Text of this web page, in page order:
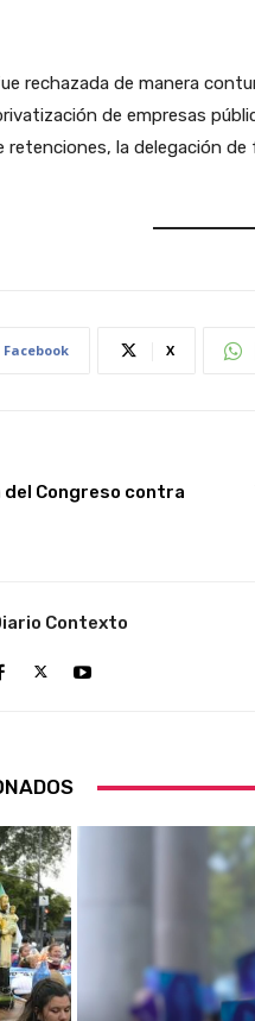
rechazada de manera
de empresas
retenciones, la delegación
Facebook X
del Congreso contra
Contexto